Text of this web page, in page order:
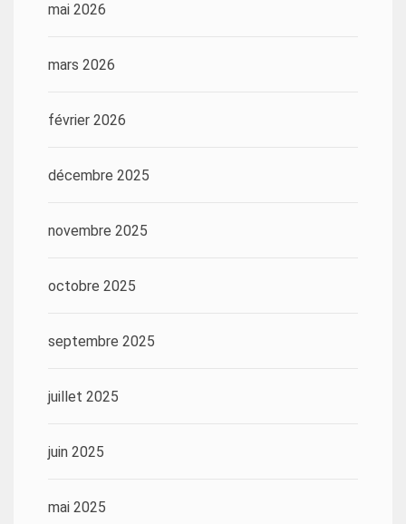
mai 2026
mars 2026
février 2026
décembre 2025
novembre 2025
octobre 2025
septembre 2025
juillet 2025
juin 2025
mai 2025